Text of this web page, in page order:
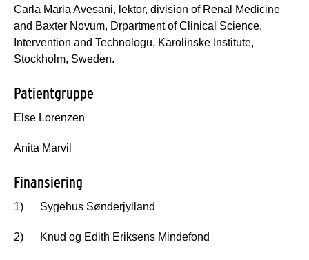
Carla Maria Avesani, lektor, division of Renal Medicine
and Baxter Novum, Drpartment of Clinical Science,
Intervention and Technologu, Karolinske Institute,
Stockholm, Sweden.
Patientgruppe
Else Lorenzen
Anita Marvil
Finansiering
1) Sygehus Sønderjylland
2) Knud og Edith Eriksens Mindefond